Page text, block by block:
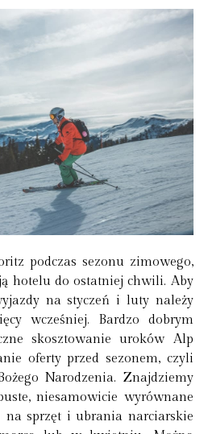
podczas sezonu zimowego,
hotelu do ostatniej chwili. Aby
na styczeń i luty należy
wcześniej. Bardzo dobrym
skosztowanie uroków Alp
oferty przed sezonem, czyli
Narodzenia. Znajdziemy
niesamowicie wyrównane
sprzęt i ubrania narciarskie